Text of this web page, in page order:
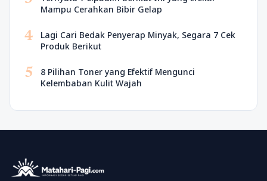
Mampu Cerahkan Bibir Gelap
4
Lagi Cari Bedak Penyerap Minyak, Segara 7 Cek
Produk Berikut
5
8 Pilihan Toner yang Efektif Mengunci
Kelembaban Kulit Wajah